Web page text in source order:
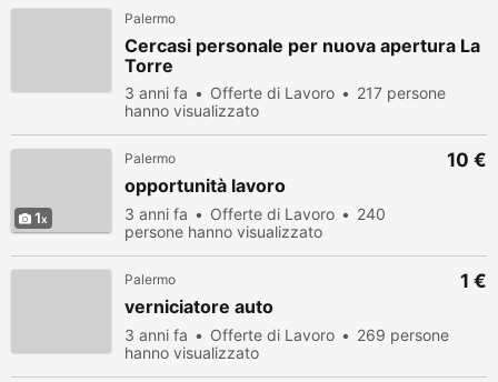
Palermo
Cercasi personale per nuova apertura La
Torre
3 anni fa Offerte di Lavoro
217 persone
hanno visualizzato
1
Palermo
opportunità lavoro
3 anni fa Offerte di Lavoro
240
persone hanno visualizzato
10 €
Palermo
verniciatore auto
3 anni fa Offerte di Lavoro
269 persone
hanno visualizzato
1 €